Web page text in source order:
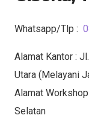
Whatsapp/Tlp :
Alamat Kantor :
Utara (Melayani
Alamat
Selatan